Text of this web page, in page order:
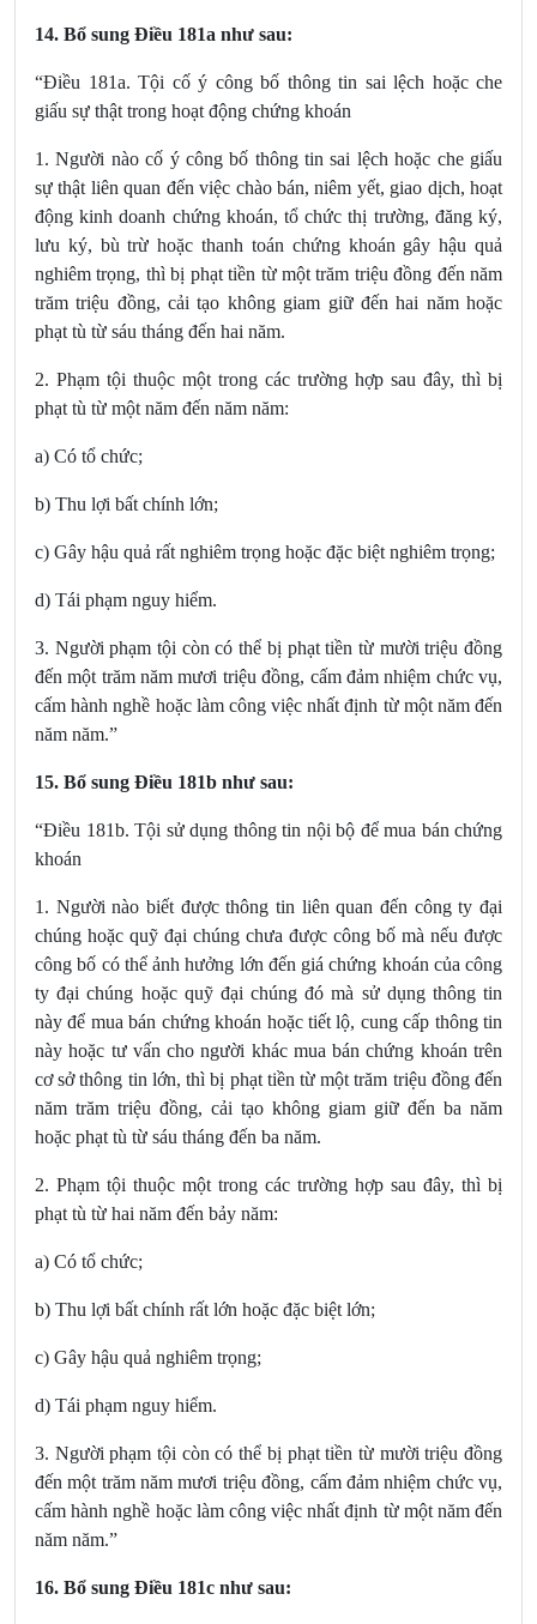
14. Bổ sung Điều 181a như sau:
“Điều 181a. Tội cố ý công bố thông tin sai lệch hoặc che
giấu sự thật trong hoạt động chứng khoán
1. Người nào cố ý công bố thông tin sai lệch hoặc che giấu
sự thật liên quan đến việc chào bán, niêm yết, giao dịch, hoạt
động kinh doanh chứng khoán, tổ chức thị trường, đăng ký,
lưu ký, bù trừ hoặc thanh toán chứng khoán gây hậu quả
nghiêm trọng, thì bị phạt tiền từ một trăm triệu đồng đến năm
trăm triệu đồng, cải tạo không giam giữ đến hai năm hoặc
phạt tù từ sáu tháng đến hai năm.
2. Phạm tội thuộc một trong các trường hợp sau đây, thì bị
phạt tù từ một năm đến năm năm:
a) Có tổ chức;
b) Thu lợi bất chính lớn;
c) Gây hậu quả rất nghiêm trọng hoặc đặc biệt nghiêm trọng;
d) Tái phạm nguy hiểm.
3. Người phạm tội còn có thể bị phạt tiền từ mười triệu đồng
đến một trăm năm mươi triệu đồng, cấm đảm nhiệm chức vụ,
cấm hành nghề hoặc làm công việc nhất định từ một năm đến
năm năm.”
15. Bổ sung Điều 181b như sau:
“Điều 181b. Tội sử dụng thông tin nội bộ để mua bán chứng
khoán
1. Người nào biết được thông tin liên quan đến công ty đại
chúng hoặc quỹ đại chúng chưa được công bố mà nếu được
công bố có thể ảnh hưởng lớn đến giá chứng khoán của công
ty đại chúng hoặc quỹ đại chúng đó mà sử dụng thông tin
này để mua bán chứng khoán hoặc tiết lộ, cung cấp thông tin
này hoặc tư vấn cho người khác mua bán chứng khoán trên
cơ sở thông tin lớn, thì bị phạt tiền từ một trăm triệu đồng đến
năm trăm triệu đồng, cải tạo không giam giữ đến ba năm
hoặc phạt tù từ sáu tháng đến ba năm.
2. Phạm tội thuộc một trong các trường hợp sau đây, thì bị
phạt tù từ hai năm đến bảy năm:
a) Có tổ chức;
b) Thu lợi bất chính rất lớn hoặc đặc biệt lớn;
c) Gây hậu quả nghiêm trọng;
d) Tái phạm nguy hiểm.
3. Người phạm tội còn có thể bị phạt tiền từ mười triệu đồng
đến một trăm năm mươi triệu đồng, cấm đảm nhiệm chức vụ,
cấm hành nghề hoặc làm công việc nhất định từ một năm đến
năm năm.”
16. Bổ sung Điều 181c như sau: